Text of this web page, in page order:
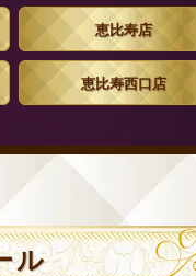
恵比寿店
恵比寿西口店
ル